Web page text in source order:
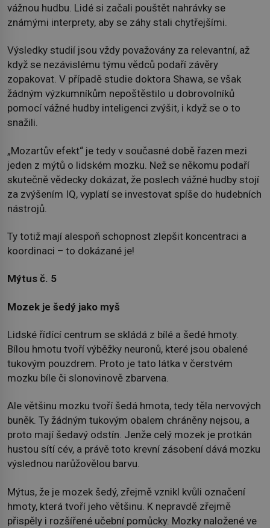
vážnou hudbu. Lidé si začali pouštět nahrávky se
známými interprety, aby se záhy stali chytřejšími.
Výsledky studií jsou vždy považovány za relevantní, až
když se nezávislému týmu vědců podaří závěry
zopakovat. V případě studie doktora Shawa, se však
žádným výzkumníkům nepoštěstilo u dobrovolníků
pomocí vážné hudby inteligenci zvýšit, i když se o to
snažili.
„Mozartův efekt“ je tedy v současné době řazen mezi
jeden z mýtů o lidském mozku. Než se někomu podaří
skutečně vědecky dokázat, že poslech vážné hudby stojí
za zvýšením IQ, vyplatí se investovat spíše do hudebních
nástrojů.
Ty totiž mají alespoň schopnost zlepšit koncentraci a
koordinaci – to dokázané je!
Mýtus č. 5
Mozek je šedý jako myš
Lidské řídící centrum se skládá z bílé a šedé hmoty.
Bílou hmotu tvoří výběžky neuronů, které jsou obalené
tukovým pouzdrem. Proto je tato látka v čerstvém
mozku bíle či slonovinově zbarvena.
Ale většinu mozku tvoří šedá hmota, tedy těla nervových
buněk. Ty žádným tukovým obalem chráněny nejsou, a
proto mají šedavý odstín. Jenže celý mozek je protkán
hustou sítí cév, a právě toto krevní zásobení dává mozku
výslednou narůžovělou barvu.
Mýtus, že je mozek šedý, zřejmě vznikl kvůli označení
hmoty, která tvoří jeho většinu. K nepravdě zřejmě
přispěly i rozšířené učební pomůcky. Mozky naložené ve